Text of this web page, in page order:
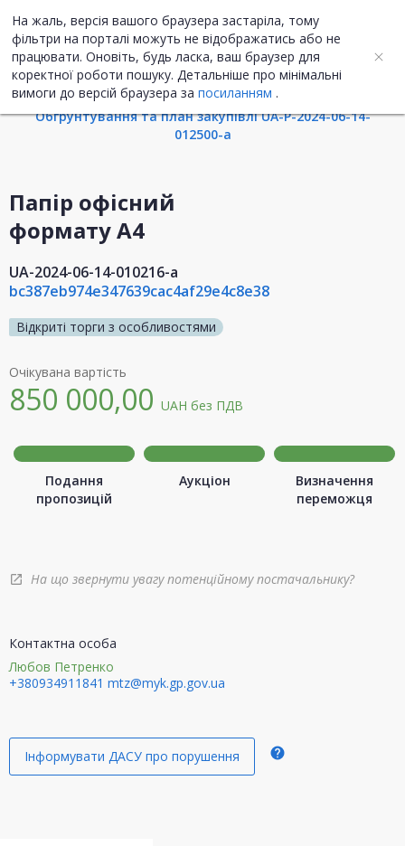
На жаль, версія вашого браузера застаріла, тому
фільтри на порталі можуть не відображатись або не
працювати. Оновіть, будь ласка, ваш браузер для
коректної роботи пошуку. Детальніше про мінімальні
вимоги до версій браузера за посиланням .
UA ENG
Інформація про закупівлю
Обгрунтування та план закупівлі UA-P-2024-06-14-
012500-a
Папір офісний
формату А4
UA-2024-06-14-010216-a
bc387eb974e347639cac4af29e4c8e38
Відкриті торги з особливостями
Очікувана вартість
850 000,00 UAH без ПДВ
Подання
пропозицій
Аукціон
Визначення
переможця
open_in_new На що звернути увагу потенційному постачальнику?
Контактна особа
Любов Петренко
+380934911841 mtz@myk.gp.gov.ua
Інформувати ДАСУ про порушення help